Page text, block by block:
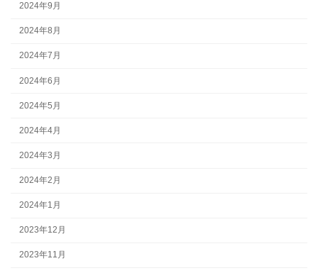
2024年9月
2024年8月
2024年7月
2024年6月
2024年5月
2024年4月
2024年3月
2024年2月
2024年1月
2023年12月
2023年11月